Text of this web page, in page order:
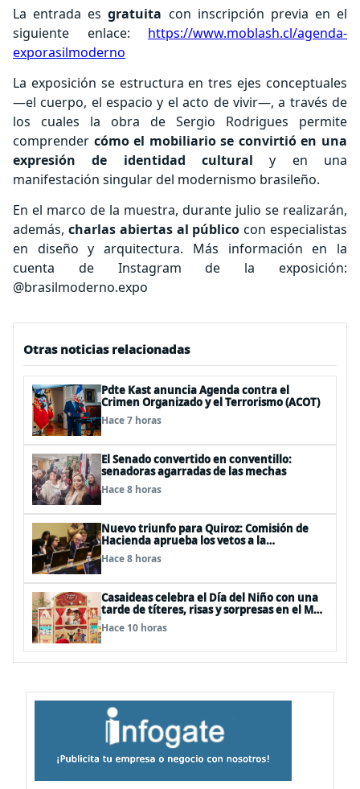
La entrada esgratuita con inscripción previa en el
siguiente enlace: https://www.moblash.cl/agenda-
exporasilmoderno
La exposición se estructura en tres ejes conceptuales
—el cuerpo, el espacio y el acto de vivir—, a través de
los cuales la obra de Sergio Rodrigues permite
comprender cómo el mobiliario se convirtió en una
expresión de identidad cultural y en una
manifestación singular del modernismo brasileño.
En el marco de la muestra, durante julio se realizarán,
además, charlas abiertas al públicocon especialistas
en diseño y arquitectura. Más información en la
cuenta de Instagram de la exposición:
@brasilmoderno.expo
Otras noticias relacionadas
Pdte Kast anuncia Agenda contra el
Crimen Organizado y el Terrorismo (ACOT)
Hace 7 horas
El Senado convertido en conventillo:
senadoras agarradas de las mechas
Hace 8 horas
Nuevo triunfo para Quiroz: Comisión de
Hacienda aprueba los vetos a la
Megarreforma
Hace 8 horas
Casaideas celebra el Día del Niño con una
tarde de títeres, risas y sorpresas en el Mall
Plaza Vespucio
Hace 10 horas